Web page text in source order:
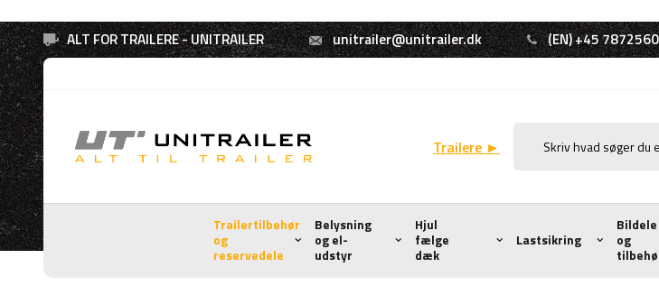
ALT FOR TRAILERE - UNITRAILER unitrailer@unitrailer.dk (EN) +45
Trailere ►
Trailertilbehør
og
reservedele
Belysning
og el-
udstyr
Hjul
fælge
dæk
Lastsikring
Bildele
og